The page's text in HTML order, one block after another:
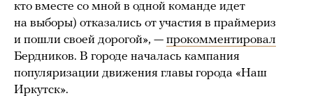
кто вместе со мной в одной команде идет
на выборы) отказались от участия в праймериз
и пошли своей дорогой», — прокомментировал
Бердников. В городе началась кампания
популяризации движения главы города «Наш
Иркутск».